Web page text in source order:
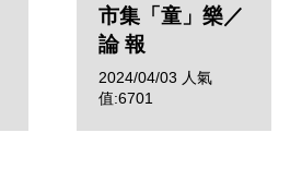
市集「童」樂／
論 報
2024/04/03 人氣
值:6701